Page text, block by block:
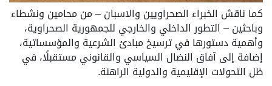
كما ناقش الخبراء الصحراويين والاسبان – من محامين ونشطاء
وباحثين – التطور الداخلي والخارجي للجمهورية الصحراوية،
وأهمية دستورها في ترسيخ مبادئ الشرعية والمؤسساتية،
إضافة إلى آفاق النضال السياسي والقانوني مستقبلًا، في
ظل التحولات الإقليمية والدولية الراهنة.